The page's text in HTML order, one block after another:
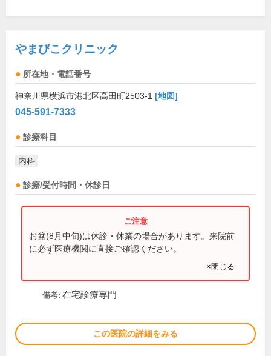
やまびこクリニック
所在地・電話番号
神奈川県横浜市港北区高田町2503-1 [地図]
045-591-7333
診療科目
内科
診療/受付時間・休診日
お盆(8月中旬)は休診・休業の場合があります。来院前
に必ず医療機関に直接ご確認ください。
×閉じる
備考: 在宅診療専門
この医院の詳細をみる